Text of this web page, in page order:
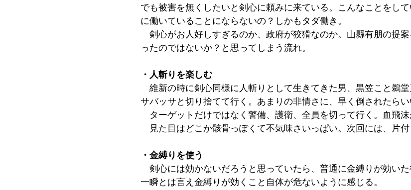
でも被害を無くしたいと剣心に頼みに来ている。こんなことをし
に働いていることにならないの？しかもタダ働き。
剣心がお人好しすぎるのか、政府が狡猾なのか。山縣有朋の提
ったのではないか？と思ってしまう流れ。
・人斬りを楽しむ
維新の時に剣心同様に人斬りとして生きてきた男、黒笠こと鵜
サバッサと切り捨てて行く。あまりの非情さに、早く倒されたらい
ターゲットだけではなく警備、護衛、全員を切って行く。血飛沫
見た目はどこか骸骨っぽくて不気味さいっぱい。次回には、片付
・金縛りを使う
剣心には効かないだろうと思っていたら、普通に金縛りが効いた
一瞬とは言え金縛りが効くこと自体が危ないように感じる。